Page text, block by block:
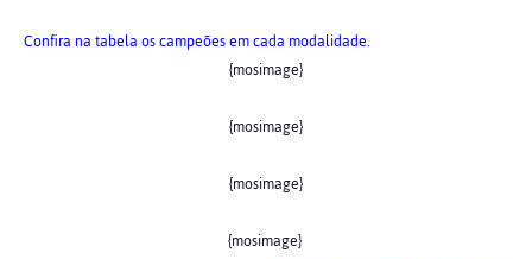
Confira na tabela os campeões em cada modalidade.
{mosimage}
{mosimage}
{mosimage}
{mosimage}